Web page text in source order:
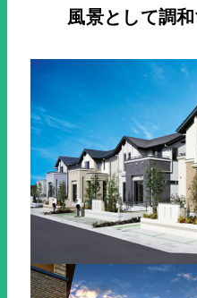
風景として調